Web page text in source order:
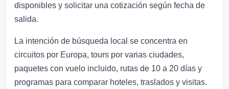
disponibles y solicitar una cotización según fecha de
salida.
La intención de búsqueda local se concentra en
circuitos por Europa, tours por varias ciudades,
paquetes con vuelo incluido, rutas de 10 a 20 días y
programas para comparar hoteles, traslados y visitas.